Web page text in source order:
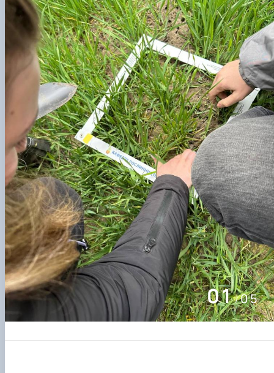
01/05